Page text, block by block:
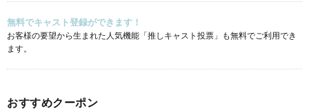
無料でキャスト登録ができます！
お客様の要望から生まれた人気機能「推しキャスト投票」も無料でご利用でき
ます。
おすすめクーポン